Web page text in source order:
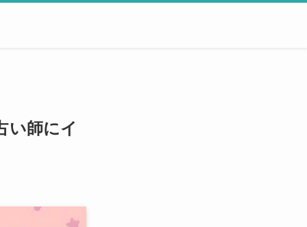
い師にイ